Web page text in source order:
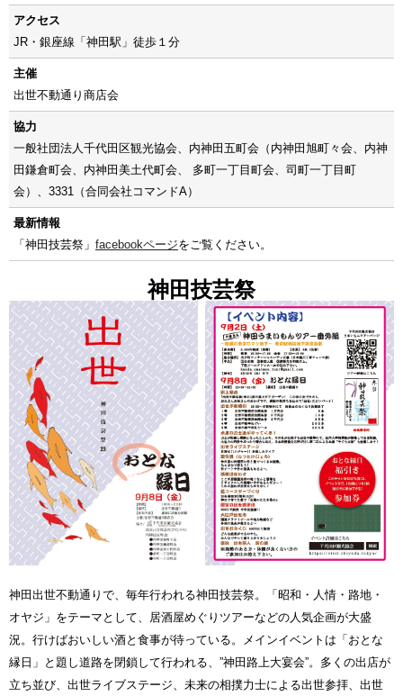
アクセス
JR・銀座線「神田駅」徒歩１分
主催
出世不動通り商店会
協力
一般社団法人千代田区観光協会、内神田五町会（内神田旭町々会、内神
田鎌倉町会、内神田美土代町会、 多町一丁目町会、司町一丁目町
会）、3331（合同会社コマンドA）
最新情報
「神田技芸祭」 facebookページをご覧ください。
神田技芸祭
神田出世不動通りで、毎年行われる神田技芸祭。「昭和・人情・路地・
オヤジ」をテーマとして、居酒屋めぐりツアーなどの人気企画が大盛
況。行けばおいしい酒と食事が待っている。メインイベントは「おとな
縁日」と題し道路を閉鎖して行われる、”神田路上大宴会”。多くの出店が
立ち並び、出世ライブステージ、未来の相撲力士による出世参拝、出世